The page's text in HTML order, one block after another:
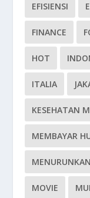
EFISIENSI
FINANCE
HOT
ITALIA
KESEHATAN
MEMBAYAR
MOVIE